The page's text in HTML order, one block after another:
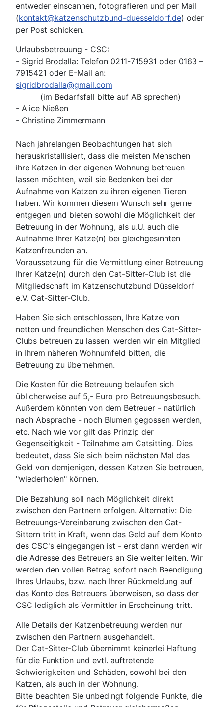
entweder einscannen, fotografieren und per Mail
(kontakt@katzenschutzbund-duesseldorf.de) oder
per Post schicken.
Urlaubsbetreuung - CSC:
- Sigrid Brodalla: Telefon 0211-715931 oder 0163 –
7915421 oder E-Mail an:
sigridbrodalla@gmail.com
(im Bedarfsfall bitte auf AB sprechen)
- Alice Nießen
- Christine Zimmermann
Nach jahrelangen Beobachtungen hat sich
herauskristallisiert, dass die meisten Menschen
ihre Katzen in der eigenen Wohnung betreuen
lassen möchten, weil sie Bedenken bei der
Aufnahme von Katzen zu ihren eigenen Tieren
haben. Wir kommen diesem Wunsch sehr gerne
entgegen und bieten sowohl die Möglichkeit der
Betreuung in der Wohnung, als u.U. auch die
Aufnahme Ihrer Katze(n) bei gleichgesinnten
Katzenfreunden an.
Voraussetzung für die Vermittlung einer Betreuung
Ihrer Katze(n) durch den Cat-Sitter-Club ist die
Mitgliedschaft im Katzenschutzbund Düsseldorf
e.V. Cat-Sitter-Club.
Haben Sie sich entschlossen, Ihre Katze von
netten und freundlichen Menschen des Cat-Sitter-
Clubs betreuen zu lassen, werden wir ein Mitglied
in Ihrem näheren Wohnumfeld bitten, die
Betreuung zu übernehmen.
Die Kosten für die Betreuung belaufen sich
üblicherweise auf 5,- Euro pro Betreuungsbesuch.
Außerdem könnten von dem Betreuer - natürlich
nach Absprache - noch Blumen gegossen werden,
etc. Nach wie vor gilt das Prinzip der
Gegenseitigkeit - Teilnahme am Catsitting. Dies
bedeutet, dass Sie sich beim nächsten Mal das
Geld von demjenigen, dessen Katzen Sie betreuen,
"wiederholen" können.
Die Bezahlung soll nach Möglichkeit direkt
zwischen den Partnern erfolgen. Alternativ: Die
Betreuungs-Vereinbarung zwischen den Cat-
Sittern tritt in Kraft, wenn das Geld auf dem Konto
des CSC's eingegangen ist - erst dann werden wir
die Adresse des Betreuers an Sie weiter leiten. Wir
werden den vollen Betrag sofort nach Beendigung
Ihres Urlaubs, bzw. nach Ihrer Rückmeldung auf
das Konto des Betreuers überweisen, so dass der
CSC lediglich als Vermittler in Erscheinung tritt.
Alle Details der Katzenbetreuung werden nur
zwischen den Partnern ausgehandelt.
Der Cat-Sitter-Club übernimmt keinerlei Haftung
für die Funktion und evtl. auftretende
Schwierigkeiten und Schäden, sowohl bei den
Katzen, als auch in der Wohnung.
Bitte beachten Sie unbedingt folgende Punkte, die